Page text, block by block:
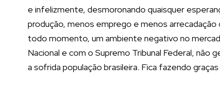
e infelizmente, desmoronando quaisquer
produção, menos emprego e menos
todo momento, um ambiente negativo no
Nacional e com o Supremo Tribunal Federal, não
a sofrida população brasileira. Fica fazendo